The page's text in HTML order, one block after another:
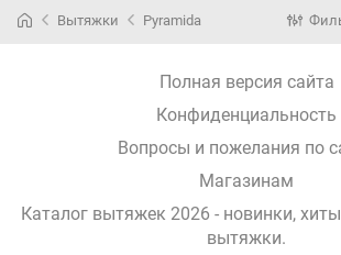
Вытяжки Pyramida
Полная версия сайта
Конфиденциальность
Вопросы и пожелания по
Магазинам
Каталог вытяжек 2026 - новинки,
вытяжки.